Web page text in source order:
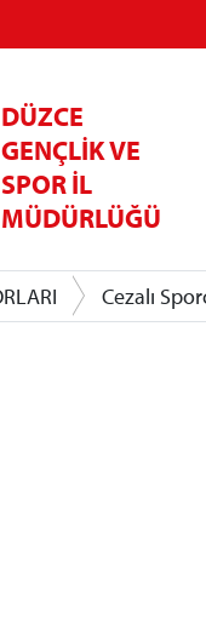
DÜZCE
GENÇLİK VE
SPOR İL
MÜDÜRLÜĞÜ
Cezalı